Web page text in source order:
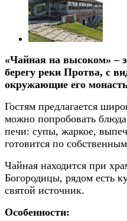
«Чайная на высоком» –
берегу реки Протва, с
окружающие его
Гостям предлагается
можно попробовать
печи: супы, жаркое,
готовится по
Чайная находится при
Богородицы, рядом есть
святой источник.
Особенности: